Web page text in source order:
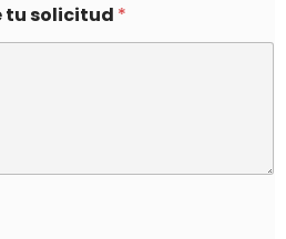
tu solicitud *